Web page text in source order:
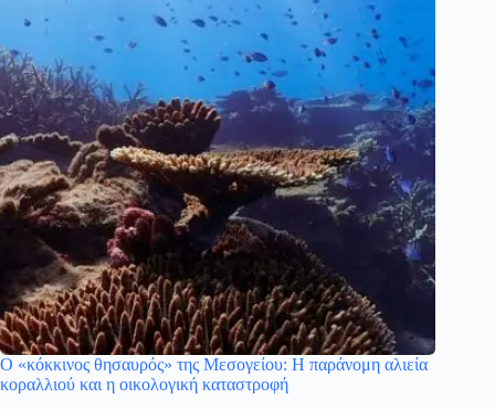
Ο «κόκκινος θησαυρός» της Μεσογείου: Η παράνομη αλιεία
κοραλλιού και η οικολογική καταστροφή